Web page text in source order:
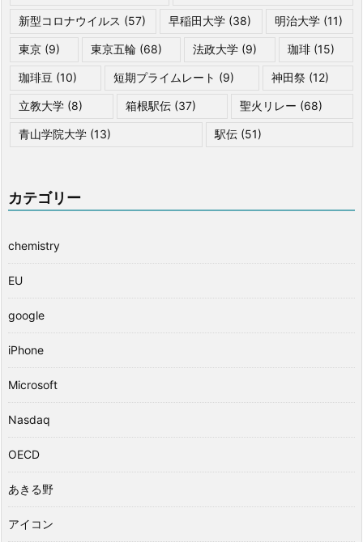
新型コロナウイルス (57) 早稲田大学 (38) 明治大学(11)
東京 (9) 東京五輪 (68) 法政大学 (9) 珈琲 (15)
珈琲豆 (10) 短期プライムレート (9) 神田祭(12)
立教大学 (8) 箱根駅伝 (37) 聖火リレー (68)
青山学院大学 (13) 駅伝 (51)
カテゴリー
chemistry
EU
google
iPhone
Microsoft
Nasdaq
OECD
あきる野
アイコン